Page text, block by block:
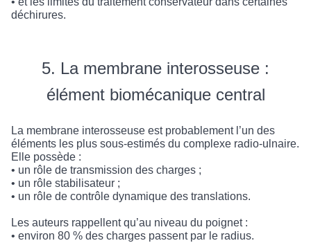
déchirures.
5. La membrane interosseuse :
élément biomécanique central
La membrane interosseuse est probablement l’un des
éléments les plus sous-estimés du complexe radio-ulnaire.
Elle possède :
• un rôle de transmission des charges ;
• un rôle stabilisateur ;
• un rôle de contrôle dynamique des translations.
Les auteurs rappellent qu’au niveau du poignet :
• environ 80 % des charges passent par le radius.